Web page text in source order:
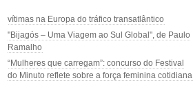
vítimas na Europa do tráfico transatlântico
"Bijagós – Uma Viagem ao Sul Global", de Paulo
Ramalho
“Mulheres que carregam”: concurso do Festival
do Minuto reflete sobre a força feminina cotidiana